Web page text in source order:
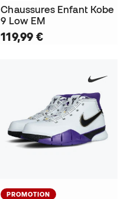
Chaussures Enfant Kobe
9 Low EM
119,99 €
PROMOTION